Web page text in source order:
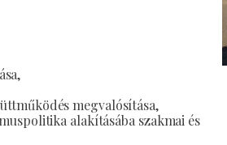
megvalósítása,
alakításába szakmai és